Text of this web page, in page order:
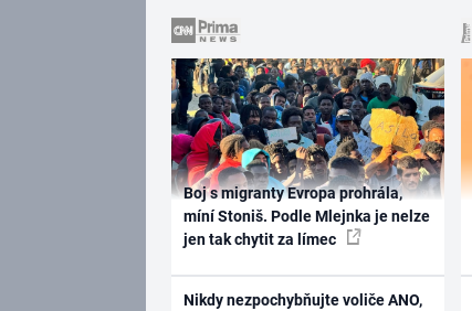
Boj s migranty Evropa prohrála,
míní Stoniš. Podle Mlejnka je nelze
jen tak chytit za límec
Nikdy nezpochybňujte voliče ANO,